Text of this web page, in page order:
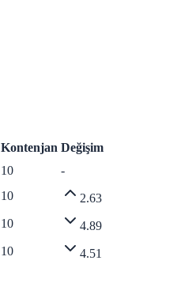
Kontenjan Değişim
10
-
10
2.63
10
4.89
10 4.51